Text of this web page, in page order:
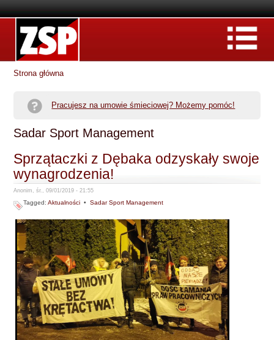
Strona główna
Pracujesz na umowie śmieciowej? Możemy pomóc!
Sadar Sport Management
Sprzątaczki z Dębaka odzyskały swoje
wynagrodzenia!
Anonim, śr., 09/01/2019 - 21:55
Tagged:Aktualności •Sadar Sport Management